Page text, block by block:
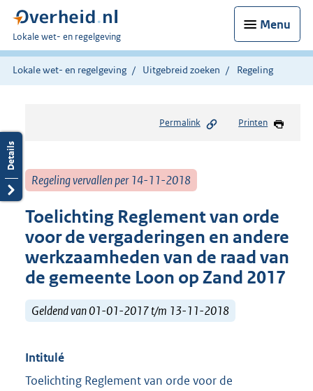
Menu
U
bent
hier:
Lokale wet- en regelgeving
Lokale wet- en regelgeving Uitgebreid zoeken Regeling
Permalink Printen
Regeling vervallen per 14-11-2018
Toelichting Reglement van orde
voor de vergaderingen en andere
werkzaamheden van de raad van
de gemeente Loon op Zand 2017
Geldend van 01-01-2017 t/m 13-11-2018
Intitulé
Toelichting Reglement van orde voor de